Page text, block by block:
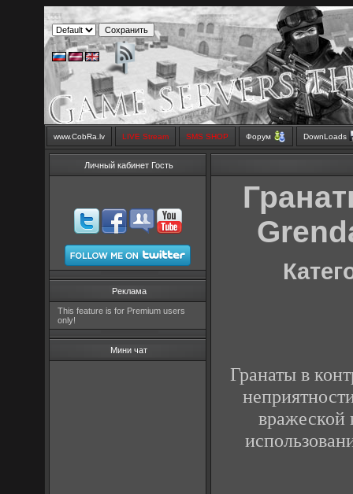
www.CobRa.lv LIVE Stream SMS SHOP Форум DownLoads
Личный кабинет Гость
Реклама
This feature is for Premium users
only!
Мини чат
Гранаты в
вражеской